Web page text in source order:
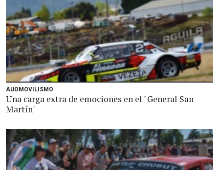
AUOMOVILISMO
Una carga extra de emociones en el "General San
Martín"